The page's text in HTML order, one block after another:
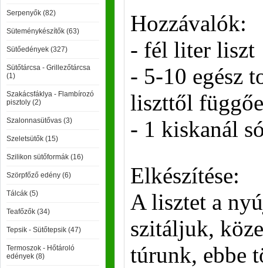
Serpenyők (82)
Süteménykészítők (63)
Sütőedények (327)
Sütőtárcsa - Grillezőtárcsa
(1)
Szakácsfáklya - Flambírozó
pisztoly (2)
Szalonnasütővas (3)
Szeletsütők (15)
Szilikon sütőformák (16)
Szörpfőző edény (6)
Tálcák (5)
Teafőzők (34)
Tepsik - Sütőtepsik (47)
Termoszok - Hőtároló
edények (8)
Hozzávalók:
- fél liter liszt
- 5-10 egész
liszttől
- 1 kiskanál
Elkészítése:
A lisztet a
szitáljuk,
túrunk, ebbe